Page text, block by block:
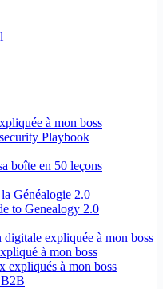
à mon boss
Playbook
boîte en 50 leçons
Généalogie 2.0
to Genealogy 2.0
expliquée à mon boss
à mon boss
expliqués à mon boss